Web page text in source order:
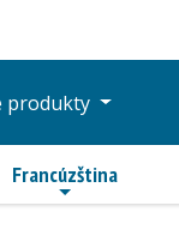
produkty
Francúzština